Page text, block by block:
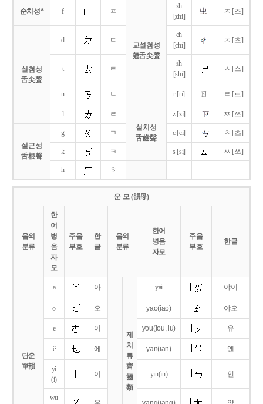
순치성* f ㅍ
교설첨성
翹舌尖聲
zh
[zhi]
ㅈ [즈]
설첨성
舌尖聲
d ㄷ
ch
[chi]
ㅊ [츠]
t ㅌ
sh
[shi]
ㅅ [스]
n ㄴ r [ri] ㄖ ㄹ [르]
l
ㄹ
설치성
舌齒聲
z [zi] ㅉ [쯔]
설근성
舌根聲
g ㄱ c [ci] ㅊ [츠]
k ㅋ s [si] ㅆ [쓰]
h ㅎ
운 모 (韻母)
음의
분류
한
어
병
음
자
모
주음
부호
한
글
음의
분류
한어
병음
자모
주음
부호
한글
단운
單韻
a 아
제
치
류
齊
齒
類
yai 야이
o 오 yao(iao) 야오
e 어 you(iou,iu) 유
ê 에 yan(ian) 옌
yi
(i)
이 yin(in) 인
wu